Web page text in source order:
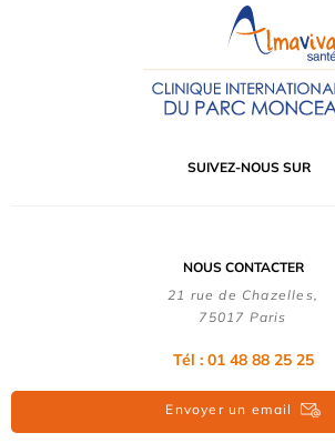
SUIVEZ-NOUS SUR
NOUS CONTACTER
21 rue de Chazelles,
75017 Paris
Tél : 01 48 88 25 25
Envoyer un email